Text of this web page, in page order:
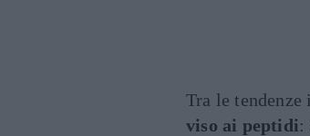
Tra le
viso ai peptidi: